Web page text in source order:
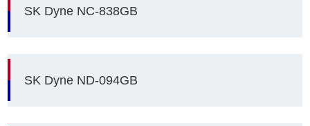
SK Dyne NC-838GB
SK Dyne ND-094GB